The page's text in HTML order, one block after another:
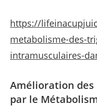
https://
metabolisme-des-
intramusculaires-
Amélioration des
par le